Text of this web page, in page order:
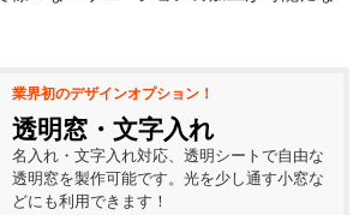
業界初のデザインオプション！
透明窓・文字入れ
名入れ・文字入れ対応、透明シートで自由な
透明窓を製作可能です。光を少し通す小窓な
どにも利用できます！